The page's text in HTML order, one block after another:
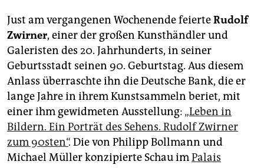
Just am vergangenen Wochenende feierteRudolf
Zwirner, einer der großen Kunsthändler und
Galeristen des 20. Jahrhunderts, in seiner
Geburtsstadt seinen 90. Geburtstag. Aus diesem
Anlass überraschte ihn die Deutsche Bank, die er
lange Jahre in ihrem Kunstsammeln beriet, mit
einer ihm gewidmeten Ausstellung: „Leben in
Bildern. Ein Porträt des Sehens. Rudolf Zwirner
zum 90sten“. Die von Philipp Bollmann und
Michael Müller konzipierte Schau imPalais